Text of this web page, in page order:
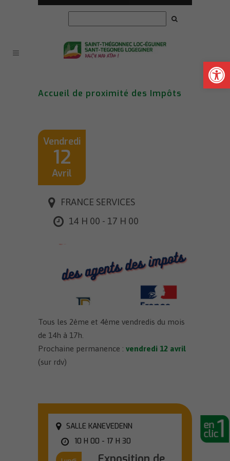
Ouvrir
Accueil de proximité des Impôts
Vendredi
12
Avril
FRANCE SERVICES
14 H 00 - 17 H 00
Tous les 2ème et 4ème vendredis du mois
de 14h à 17h.
Prochaine permanence : vendredi 12 avril
(sur rdv)
SALLE KANEVEDENN
10 H 00 - 17 H 30